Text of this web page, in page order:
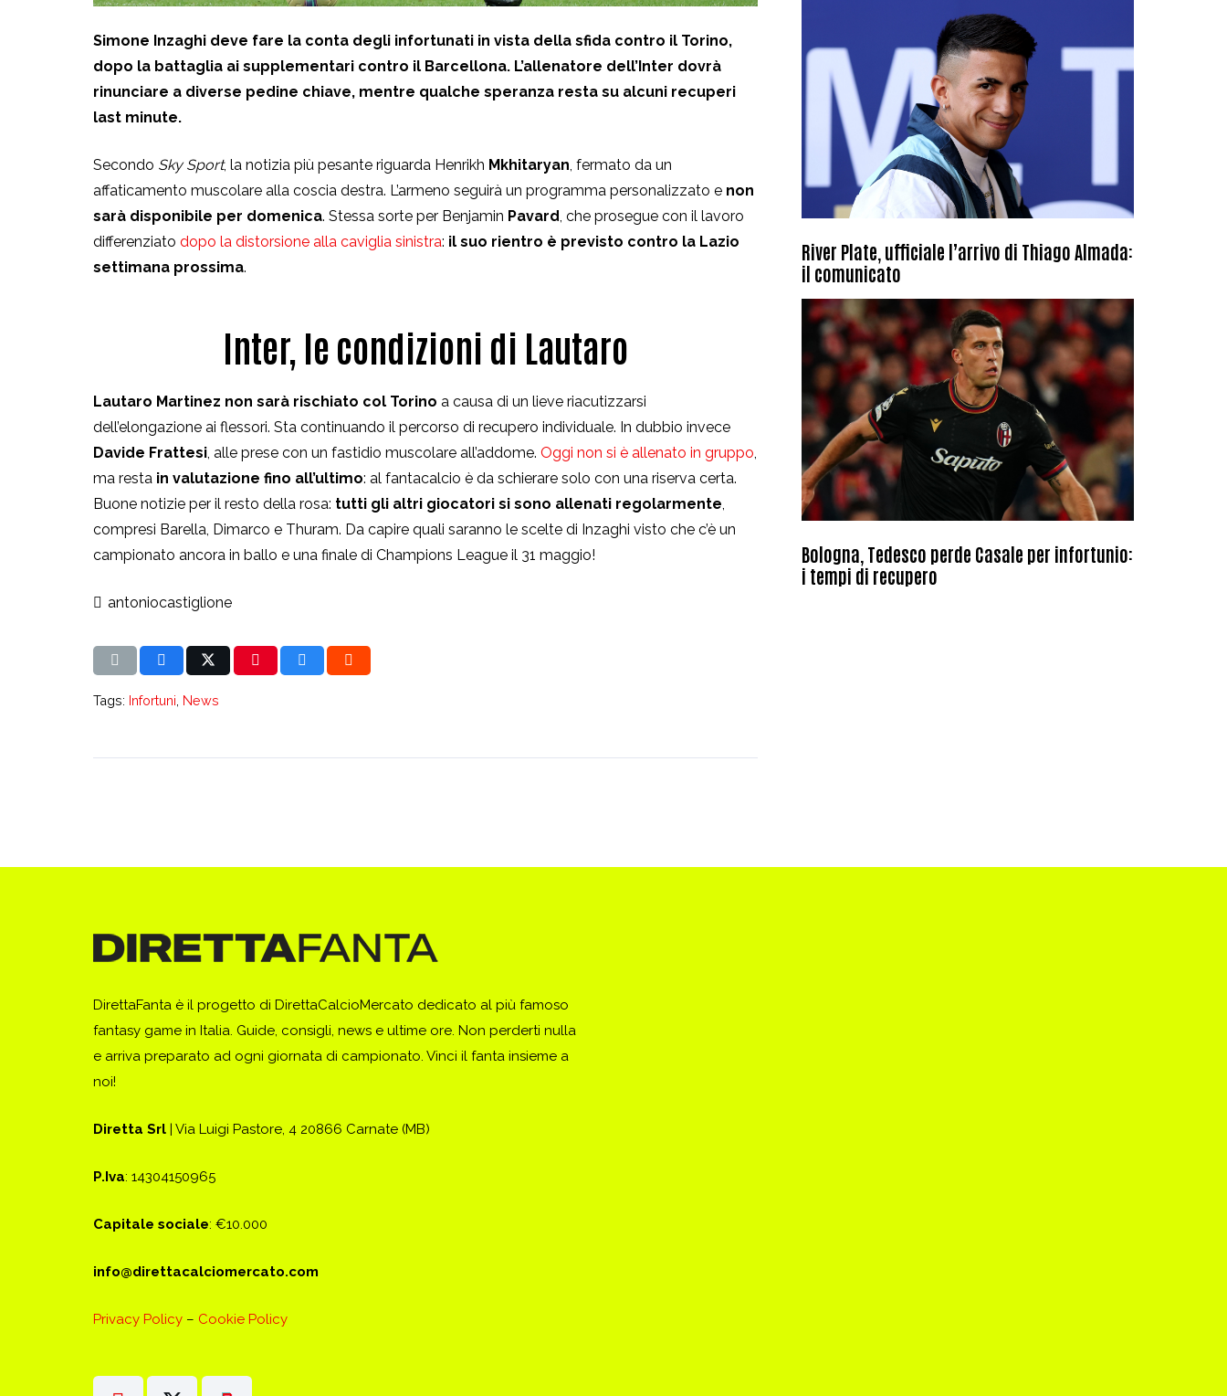
Simone Inzaghi deve fare la conta degli infortunati in vista della sfida contro il Torino,
dopo la battaglia ai supplementari contro il Barcellona. L’allenatore dell’Inter dovrà
rinunciare a diverse pedine chiave, mentre qualche speranza resta su alcuni recuperi
last minute.
Secondo Sky Sport, la notizia più pesante riguarda Henrikh Mkhitaryan , fermato da un
affaticamento muscolare alla coscia destra. L’armeno seguirà un programma personalizzato e non
sarà disponibile per domenica. Stessa sorte per Benjamin Pavard , che prosegue con il lavoro
differenziato dopo la distorsione alla caviglia sinistra: il suo rientro è previsto contro la Lazio
settimana prossima.
Inter, le condizioni di Lautaro
Lautaro Martinez non sarà rischiato col Torino a causa di un lieve riacutizzarsi
dell’elongazione ai flessori. Sta continuando il percorso di recupero individuale. In dubbio invece
Davide Frattesi , alle prese con un fastidio muscolare all’addome. Oggi non si è allenato in gruppo
ma resta in valutazione fino all’ultimo: al fantacalcio è da schierare solo con una riserva certa.
Buone notizie per il resto della rosa: tutti gli altri giocatori si sono allenati regolarmente
compresi Barella, Dimarco e Thuram. Da capire quali saranno le scelte di Inzaghi visto che c’è un
campionato ancora in ballo e una finale di Champions League il 31 maggio!
antoniocastiglione
River Plate, ufficiale l’arrivo di Thiago Almada:
il comunicato
Bologna, Tedesco perde Casale per infortunio:
i tempi di recupero
Tags: Infortuni, News
DirettaFanta è il progetto di DirettaCalcioMercato dedicato al più famoso
fantasy game in Italia. Guide, consigli, news e ultime ore. Non perderti nulla
e arriva preparato ad ogni giornata di campionato. Vinci il fanta insieme a
noi!
Diretta Srl | Via Luigi Pastore, 4 20866 Carnate (MB)
P.Iva: 14304150965
Capitale sociale: €10.000
info@direttacalciomercato.com
Privacy Policy – Cookie Policy